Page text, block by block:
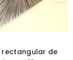
rectangular de